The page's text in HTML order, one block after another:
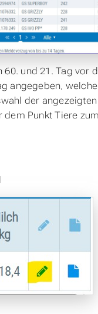
und 21. Tag
angegeben,
der
dem Punkt Tiere